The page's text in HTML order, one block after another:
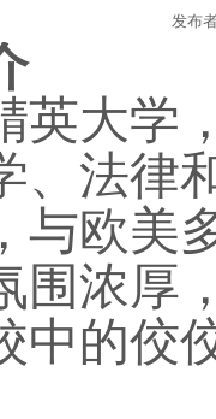
发布
英大学
、法律
与欧美
围浓厚
中的佼